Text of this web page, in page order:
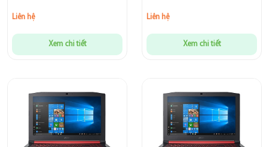
Liên hệ
Xem chi tiết
Liên hệ
Xem chi tiết